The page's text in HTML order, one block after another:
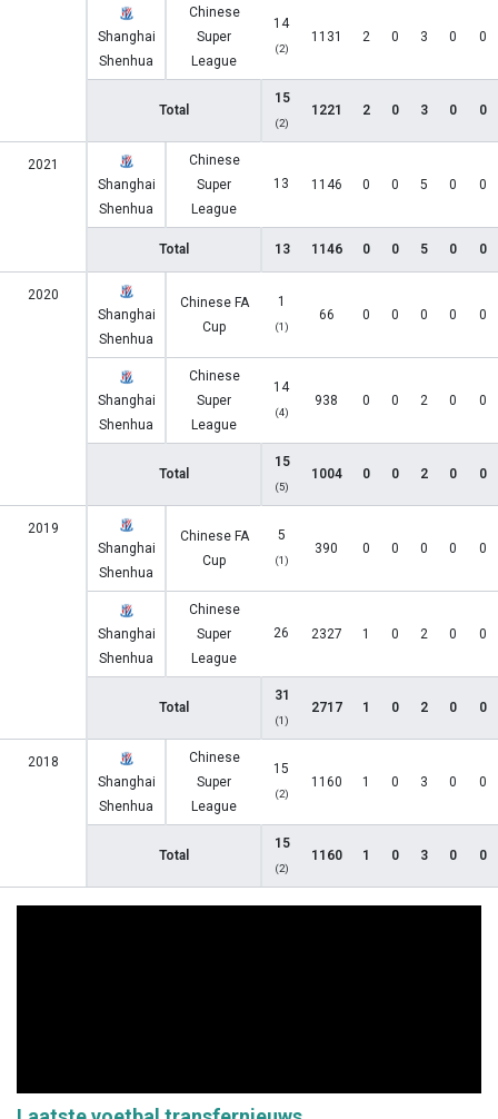
Shanghai
Shenhua
Chinese
Super
League
14
(2)
1131 2 0 3 0 0
Total
15
(2)
1221 2 0 3 0 0
2021
Shanghai
Shenhua
Chinese
Super
League
13 1146 0 0 5 0 0
Total 13 1146 0 0 5 0 0
2020
Shanghai
Shenhua
Chinese FA
Cup
1
(1)
66 0 0 0 0 0
Shanghai
Shenhua
Chinese
Super
League
14
(4)
938 0 0 2 0 0
Total
15
(5)
1004 0 0 2 0 0
2019
Shanghai
Shenhua
Chinese FA
Cup
5
(1)
390 0 0 0 0 0
Shanghai
Shenhua
Chinese
Super
League
26 2327 1 0 2 0 0
Total
31
(1)
2717 1 0 2 0 0
2018
Shanghai
Shenhua
Chinese
Super
League
15
(2)
1160 1 0 3 0 0
Total
15
(2)
1160 1 0 3 0 0